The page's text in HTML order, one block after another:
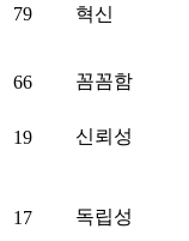
79 혁신
66 꼼꼼함
19 신뢰성
17 독립성